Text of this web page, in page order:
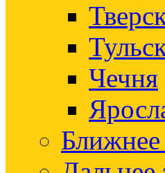
Чечня
Ближнее